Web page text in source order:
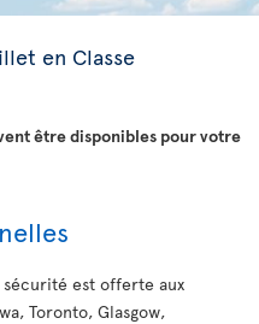
en Classe
être disponibles pour votre
est offerte aux
Toronto, Glasgow,